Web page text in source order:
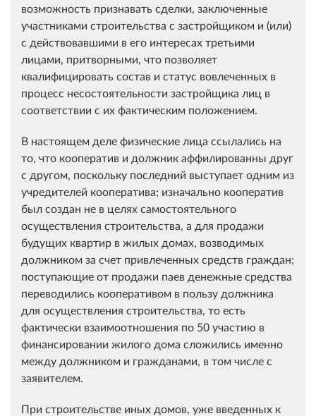
возможность признавать сделки, заключенные
участниками строительства с застройщиком и (или)
с действовавшими в его интересах третьими
лицами, притворными, что позволяет
квалифицировать состав и статус вовлеченных в
процесс несостоятельности застройщика лиц в
соответствии с их фактическим положением.
В настоящем деле физические лица ссылались на
то, что кооператив и должник аффилированны друг
с другом, поскольку последний выступает одним из
учредителей кооператива; изначально кооператив
был создан не в целях самостоятельного
осуществления строительства, а для продажи
будущих квартир в жилых домах, возводимых
должником за счет привлеченных средств граждан;
поступающие от продажи паев денежные средства
переводились кооперативом в пользу должника
для осуществления строительства, то есть
фактически взаимоотношения по 50 участию в
финансировании жилого дома сложились именно
между должником и гражданами, в том числе с
заявителем.
При строительстве иных домов, уже введенных к